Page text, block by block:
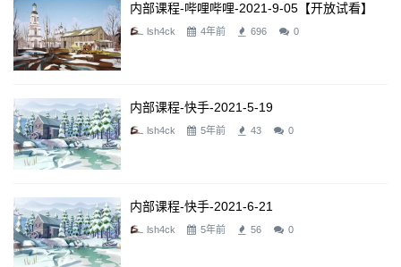
内部课程-哔哩哔哩-2021-9-05【开放试看】
lsh4ck 4年前 696 0
内部课程-快手-2021-5-19
lsh4ck 5年前 43 0
内部课程-快手-2021-6-21
lsh4ck 5年前 56 0